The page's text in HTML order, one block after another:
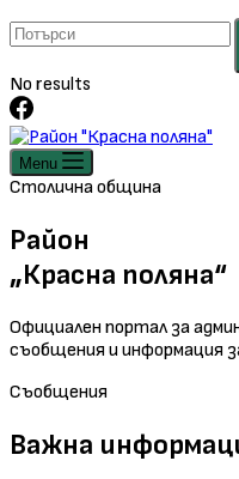
No results
Menu
Столична община
Район
„Красна поляна“
Официален портал за
съобщения и информация
Съобщения
Важна